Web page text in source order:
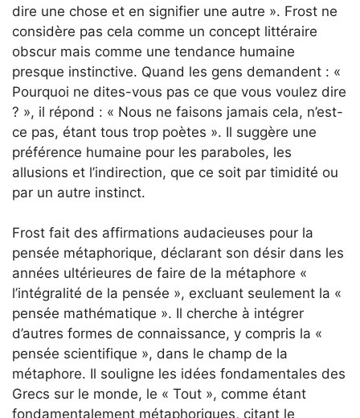
dire une chose et en signifier une autre ». Frost ne
considère pas cela comme un concept littéraire
obscur mais comme une tendance humaine
presque instinctive. Quand les gens demandent : «
Pourquoi ne dites-vous pas ce que vous voulez dire
? », il répond : « Nous ne faisons jamais cela, n’est-
ce pas, étant tous trop poètes ». Il suggère une
préférence humaine pour les paraboles, les
allusions et l’indirection, que ce soit par timidité ou
par un autre instinct.
Frost fait des affirmations audacieuses pour la
pensée métaphorique, déclarant son désir dans les
années ultérieures de faire de la métaphore «
l’intégralité de la pensée », excluant seulement la «
pensée mathématique ». Il cherche à intégrer
d’autres formes de connaissance, y compris la «
pensée scientifique », dans le champ de la
métaphore. Il souligne les idées fondamentales des
Grecs sur le monde, le « Tout », comme étant
fondamentalement métaphoriques, citant le